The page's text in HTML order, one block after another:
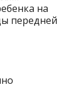
на
передней